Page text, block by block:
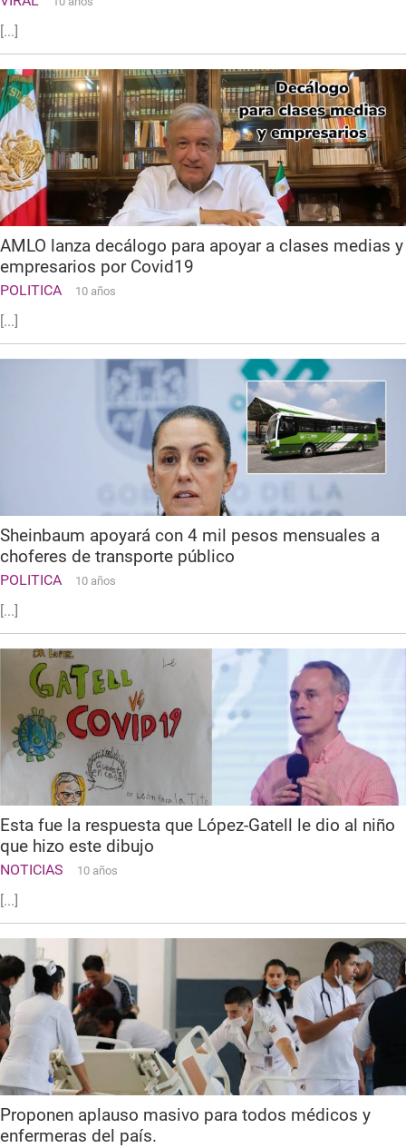
[...]
AMLO lanza decálogo para apoyar a clases medias y
empresarios por Covid19
POLITICA 10 años
[...]
Sheinbaum apoyará con 4 mil pesos mensuales a
choferes de transporte público
POLITICA 10 años
[...]
Esta fue la respuesta que López-Gatell le dio al niño
que hizo este dibujo
NOTICIAS 10 años
[...]
Proponen aplauso masivo para todos médicos y
enfermeras del país.